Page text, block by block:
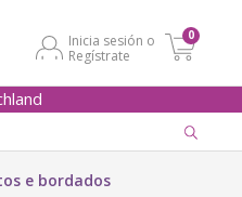
Inicia sesión o
Regístrate
0
e bordados